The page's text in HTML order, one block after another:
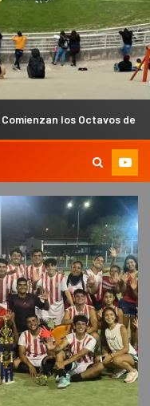
de Final del Anual